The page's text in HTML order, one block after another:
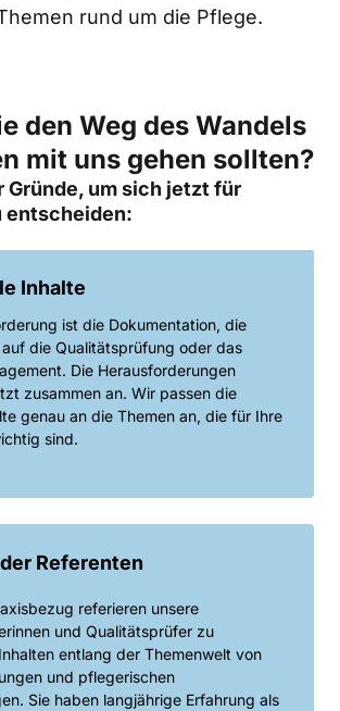
rund um die Pflege.
den Weg des Wandels
Gründe, um sich jetzt für
entscheiden:
ist die Dokumentation, die
die Qualitätsprüfung oder das
Die Herausforderungen
zusammen an. Wir passen die
genau an die Themen an, die für Ihre
sind.
Referenten
referieren unsere
und Qualitätsprüfer zu
entlang der Themenwelt von
und pflegerischen
Sie haben langjährige Erfahrung als